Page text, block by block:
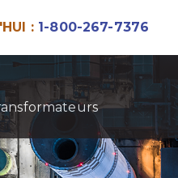
: 1-800-267-7376